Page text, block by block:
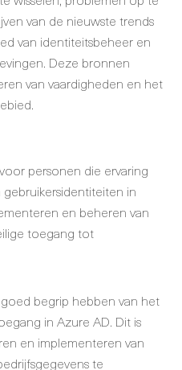
van de nieuwste trends
van identiteitsbeheer en
Deze bronnen
van vaardigheden en het
personen die ervaring
in
en beheren van
toegang tot
begrip hebben van het
in Azure AD. Dit is
en implementeren van
te